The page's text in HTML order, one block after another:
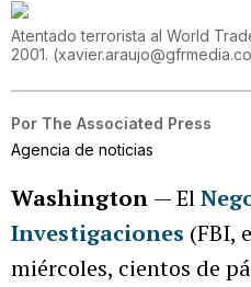
Atentado terrorista al World
2001. (
Por The Associated Press
Agencia de noticias
Washington — El
Investigaciones (FBI,
miércoles, cientos de